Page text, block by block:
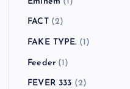
FACT(2)
FAKE TYPE. (1)
Feeder(1)
FEVER 333 (2)